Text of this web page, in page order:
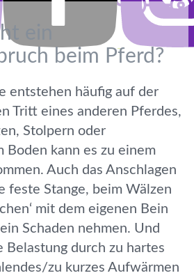
ein
beim Pferd?
entstehen häufig auf der
Tritt eines anderen Pferdes,
Stolpern oder
Boden kann es zu einem
Auch das Anschlagen
feste Stange, beim Wälzen
mit dem eigenen Bein
Schaden nehmen. Und
Belastung durch zu hartes
zu kurzes Aufwärmen